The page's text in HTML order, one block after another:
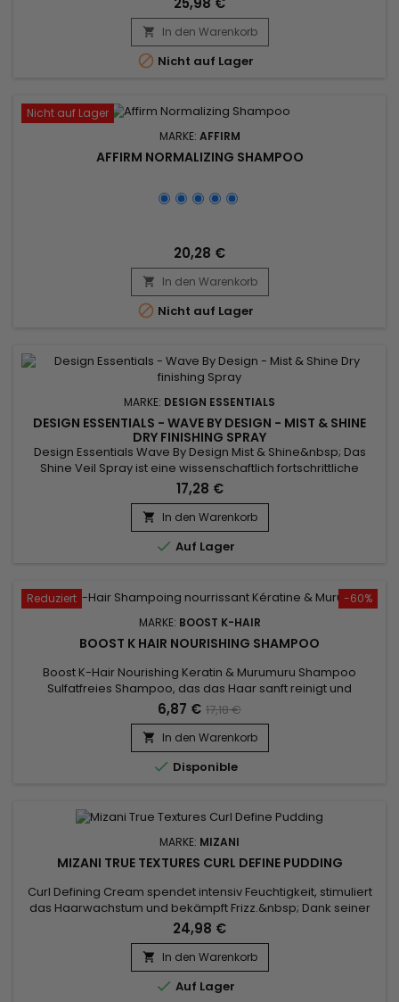
Pflanzenextrakten. Es hilft, Ihre Haut zu nähren, mit
Feuchtigkeit zu versorgen und auszugleichen. Es verleiht
Glanz und glättet die Haut. Empfohlen in Drogerien und
dermatologischen Praxen,...
 In den Warenkorb
 Nicht auf Lager
Nicht auf Lager
MARKE: AFFIRM
AFFIRM NORMALIZING SHAMPOO
20,28 €
 In den Warenkorb
 Nicht auf Lager
MARKE: DESIGN ESSENTIALS
DESIGN ESSENTIALS - WAVE BY DESIGN - MIST & SHINE
DRY FINISHING SPRAY
Design Essentials Wave By Design Mist & Shine&nbsp; Das
Shine Veil Spray ist eine wissenschaftlich fortschrittliche
Formel, die Locken und Wellen einen leuchtenden, seidigen
Glanz verleiht. Die Emollients und Conditioner machen das
Haar weich und verleihen ihm mehr Fülle, Volumen und Glanz.
17,28 €
 In den Warenkorb
 Auf Lager
-60%
Reduziert
MARKE: BOOST K-HAIR
BOOST K HAIR NOURISHING SHAMPOO
Boost K-Hair Nourishing Keratin & Murumuru Shampoo
Sulfatfreies Shampoo, das das Haar sanft reinigt und
pflegt.&nbsp; Diese sehr sanfte Formel ist mit Keratin
angereichert, um das Haar zu revitalisieren und mit
Feuchtigkeit zu versorgen.&nbsp; Das Haar fühlt sich
unglaublich glänzend und seidig an !
6,87 € 17,18 €
 In den Warenkorb
 Disponible
MARKE: MIZANI
MIZANI TRUE TEXTURES CURL DEFINE PUDDING
Curl Defining Cream spendet intensiv Feuchtigkeit, stimuliert
das Haarwachstum und bekämpft Frizz.&nbsp; Dank seiner
cleveren Mischung aus Olivenöl, Marulaöl und Kokosnussöl
sorgt Mizani True Textures Curl Define Pudding für
Kämmbarkeit, repariert Spliss, fördert die Gesundheit der
Kopfhaut und verleiht dem Haar Ausstrahlung und
Glanz.&nbsp; Mit...
24,98 €
 In den Warenkorb
 Auf Lager